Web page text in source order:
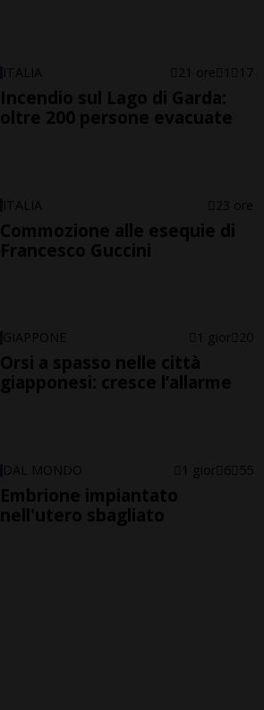
ITALIA 21 ore 1 17
Incendio sul Lago di Garda:
oltre 200 persone evacuate
ITALIA 23 ore
Commozione alle esequie di
Francesco Guccini
GIAPPONE 1 gior 20
Orsi a spasso nelle città
giapponesi: cresce l’allarme
DAL MONDO 1 gior 6 55
Embrione impiantato
nell'utero sbagliato